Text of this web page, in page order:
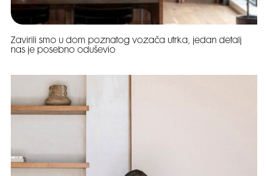
Zavirili smo u dom poznatog vozača utrka, jedan detalj
nas je posebno oduševio